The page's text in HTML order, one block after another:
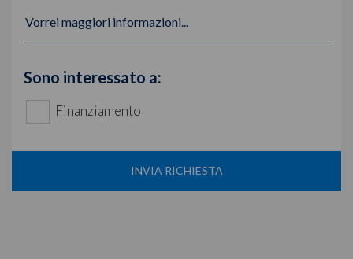
Vorrei maggiori informazioni...
Sono interessato a:
Finanziamento
INVIA RICHIESTA